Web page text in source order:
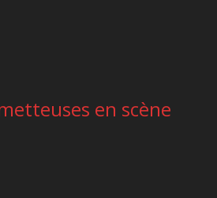
en scène